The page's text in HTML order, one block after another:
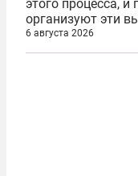
этого процесса,
организуют эти
ответственного
власти», —
6 августа 2026